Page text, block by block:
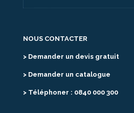
NOUS CONTACTER
> Demander un devis gratuit
> Demander un catalogue
> Téléphoner : 0840 000 300